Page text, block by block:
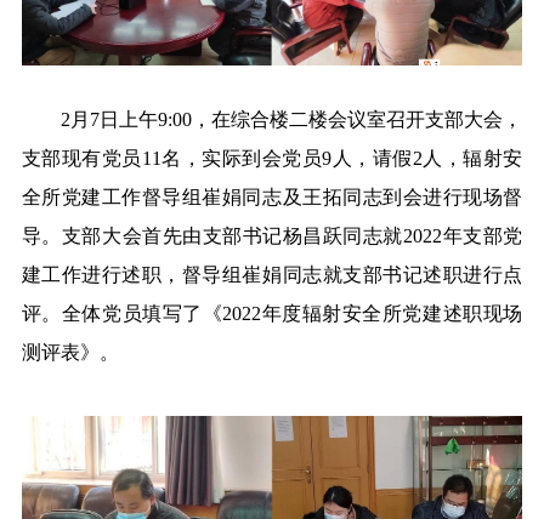
2月7日上午9:00，在综合楼二楼会议室召开支部大会，
支部现有党员11名，实际到会党员9人，请假2人，辐射安
全所党建工作督导组崔娟同志及王拓同志到会进行现场督
导。支部大会首先由支部书记杨昌跃同志就2022年支部党
建工作进行述职，督导组崔娟同志就支部书记述职进行点
评。全体党员填写了《2022年度辐射安全所党建述职现场
测评表》。